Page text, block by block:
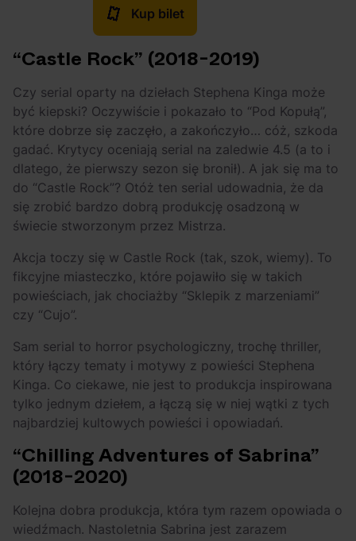
Kup bilet
“Castle Rock” (2018-2019)
Czy serial oparty na dziełach Stephena Kinga może
być kiepski? Oczywiście i pokazało to “Pod Kopułą”,
które dobrze się zaczęło, a zakończyło… cóż, szkoda
gadać. Krytycy oceniają serial na zaledwie 4.5 (a to i
dlatego, że pierwszy sezon się bronił). A jak się ma to
do “Castle Rock”? Otóż ten serial udowadnia, że da
się zrobić bardzo dobrą produkcję osadzoną w
świecie stworzonym przez Mistrza.
Akcja toczy się w Castle Rock (tak, szok, wiemy). To
fikcyjne miasteczko, które pojawiło się w takich
powieściach, jak chociażby “Sklepik z marzeniami”
czy “Cujo”.
Sam serial to horror psychologiczny, trochę thriller,
który łączy tematy i motywy z powieści Stephena
Kinga. Co ciekawe, nie jest to produkcja inspirowana
tylko jednym dziełem, a łączą się w niej wątki z tych
najbardziej kultowych powieści i opowiadań.
“Chilling Adventures of Sabrina”
(2018-2020)
Kolejna dobra produkcja, która tym razem opowiada o
wiedźmach. Nastoletnia Sabrina jest zarazem